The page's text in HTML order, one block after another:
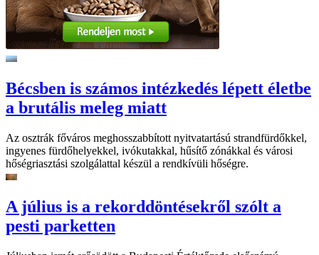
Bécsben is számos intézkedés lépett életbe
a brutális meleg miatt
Az osztrák főváros meghosszabbított nyitvatartású strandfürdőkkel,
ingyenes fürdőhelyekkel, ivókutakkal, hűsítő zónákkal és városi
hőségriasztási szolgálattal készül a rendkívüli hőségre.
A július is a rekorddöntésekről szólt a
pesti parketten